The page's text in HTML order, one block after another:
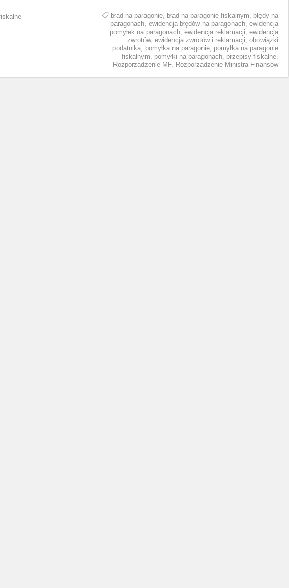
błąd na paragonie, błąd na paragonie fiskalnym
błędy na
paragonach, ewidencja błędów na paragonach, ewidencja
pomyłek na paragonach, ewidencja reklamacji ewidencja
zwrotów, ewidencja zwrotów i reklamacji obowiązki
podatnika, pomyłka na paragonie, pomyłka na paragonie
fiskalnym
pomyłki na paragonach, przepisy fiskalne,
Rozporządzenie MF, Rozporządzenie Ministra Finansów